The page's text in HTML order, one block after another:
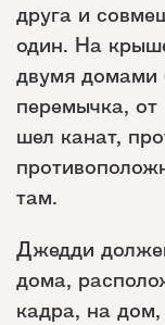
друга и
один. На
двумя домами
перемычка,
шел канат,
там.
Джедди
дома,
кадра, на